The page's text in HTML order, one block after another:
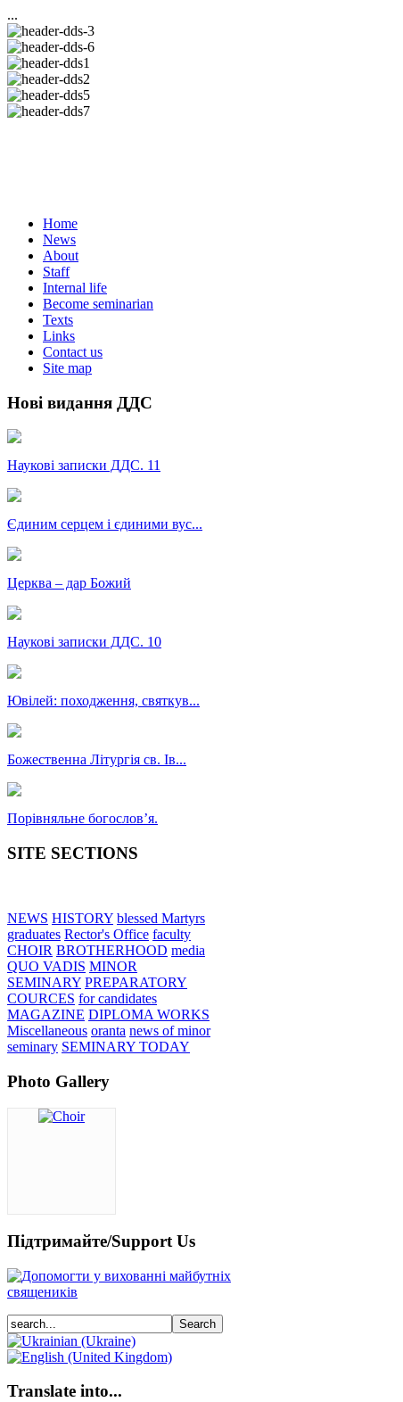
...
Home
News
About
Staff
Internal life
Become seminarian
Texts
Links
Contact us
Site map
Нові видання ДДС
Наукові записки ДДС. 11
Єдиним серцем і єдиними вус...
Церква – дар Божий
Наукові записки ДДС. 10
Ювілей: походження, святкув...
Божественна Літургія св. Ів...
Порівняльне богословʼя.
SITE SECTIONS
NEWS HISTORY blessed Martyrs
graduates Rector's Office faculty
CHOIR BROTHERHOOD media
QUO VADIS MINOR
SEMINARY PREPARATORY
COURCES for candidates
MAGAZINE DIPLOMA WORKS
Miscellaneous oranta news of minor
seminary SEMINARY TODAY
Photo Gallery
Підтримайте/Support Us
Translate into...